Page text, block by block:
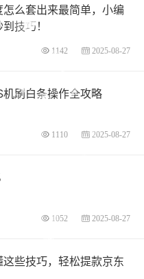
么套出来最简单，小编
技巧！
1142 2025-08-27
机刷白条操作全攻略
1110 2025-08-27
1052 2025-08-27
些技巧，轻松提款京东